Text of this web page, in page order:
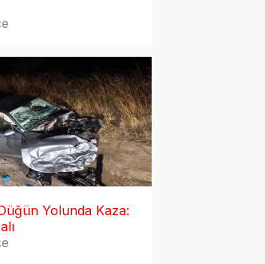
Yolunda Kaza: